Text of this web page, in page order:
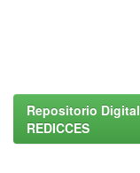
Repositorio
REDICCES